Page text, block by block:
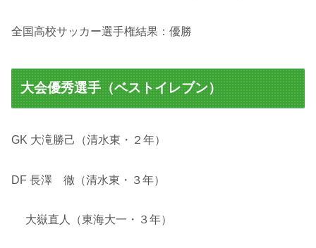
全国高校サッカー選手権結果：優勝
大会優秀選手（ベストイレブン）
GK 大滝勝己（清水東・２年）
DF 長澤 徹（清水東・３年）
大嶽直人（東海大一・３年）